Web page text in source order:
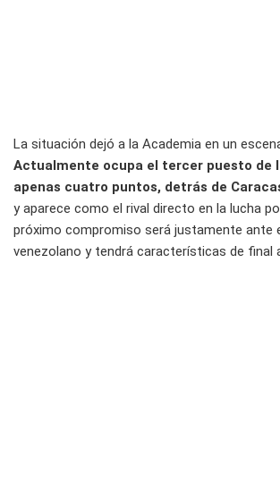
La situación dejó a la Academia en un
Actualmente ocupa el tercer puesto de
apenas cuatro puntos, detrás de
y aparece como el rival directo en la lucha
próximo compromiso será justamente ante
venezolano y tendrá características de final